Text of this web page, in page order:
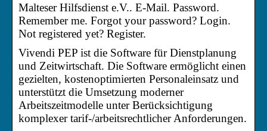
Malteser Hilfsdienst e.V.. E-Mail. Password.
Remember me. Forgot your password? Login.
Not registered yet? Register.
Vivendi PEP ist die Software für Dienstplanung
und Zeitwirtschaft. Die Software ermöglicht einen
gezielten, kostenoptimierten Personaleinsatz und
unterstützt die Umsetzung moderner
Arbeitszeitmodelle unter Berücksichtigung
komplexer tarif-/arbeitsrechtlicher Anforderungen.